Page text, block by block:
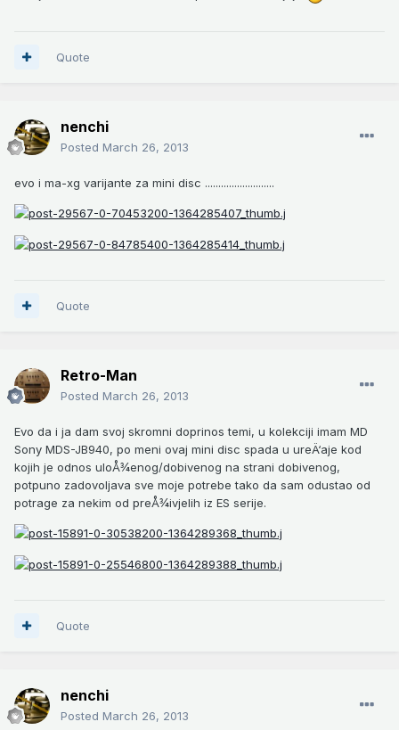
Quote
nenchi
Posted March 26, 2013
evo i ma-xg varijante za mini disc ..........................
Quote
Retro-Man
Posted March 26, 2013
Evo da i ja dam svoj skromni doprinos temi, u kolekciji imam MD
Sony MDS-JB940, po meni ovaj mini disc spada u ureÄ‘aje kod
kojih je odnos uloÅ¾enog/dobivenog na strani dobivenog,
potpuno zadovoljava sve moje potrebe tako da sam odustao od
potrage za nekim od preÅ¾ivjelih iz ES serije.
Quote
nenchi
Posted March 26, 2013